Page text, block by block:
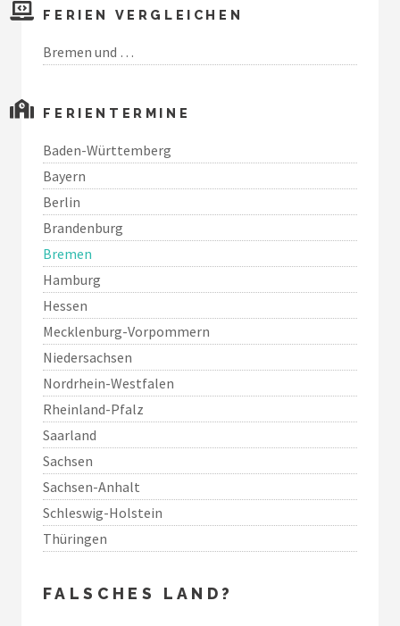
FERIEN VERGLEICHEN
Bremen und …
FERIENTERMINE
Baden-Württemberg
Bayern
Berlin
Brandenburg
Bremen
Hamburg
Hessen
Mecklenburg-Vorpommern
Niedersachsen
Nordrhein-Westfalen
Rheinland-Pfalz
Saarland
Sachsen
Sachsen-Anhalt
Schleswig-Holstein
Thüringen
FALSCHES LAND?